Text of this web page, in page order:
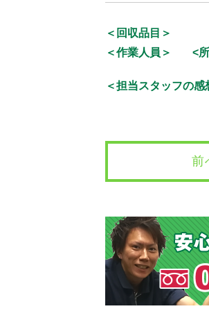
＜回収品目＞
＜作業人員＞
<
＜担当スタッフの感
前